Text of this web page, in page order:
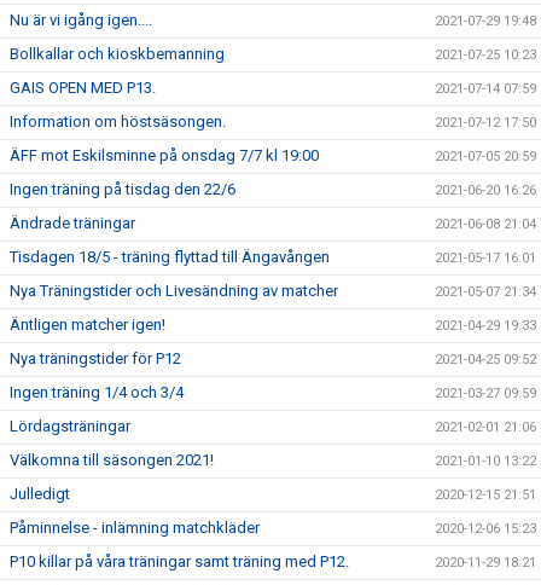
Nu är vi igång igen.... 2021-07-29 19:48
Bollkallar och kioskbemanning 2021-07-25 10:23
GAIS OPEN MED P13. 2021-07-14 07:59
Information om höstsäsongen. 2021-07-12 17:50
ÄFF mot Eskilsminne på onsdag 7/7 kl 19:00 2021-07-05 20:59
Ingen träning på tisdag den 22/6 2021-06-20 16:26
Ändrade träningar 2021-06-08 21:04
Tisdagen 18/5 - träning flyttad till Ängavången 2021-05-17 16:01
Nya Träningstider och Livesändning av matcher 2021-05-07 21:34
Äntligen matcher igen! 2021-04-29 19:33
Nya träningstider för P12 2021-04-25 09:52
Ingen träning 1/4 och 3/4 2021-03-27 09:59
Lördagsträningar 2021-02-01 21:06
Välkomna till säsongen 2021! 2021-01-10 13:22
Julledigt 2020-12-15 21:51
Påminnelse - inlämning matchkläder 2020-12-06 15:23
P10 killar på våra träningar samt träning med P12. 2020-11-29 18:21